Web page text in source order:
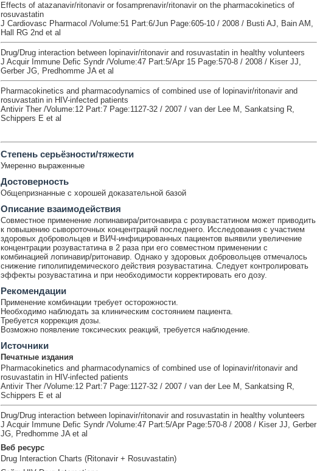
Effects of atazanavir/ritonavir or fosamprenavir/ritonavir on the pharmacokinetics of
rosuvastatin
J Cardiovasc Pharmacol /Volume:51 Part:6/Jun Page:605-10 / 2008 / Busti AJ, Bain AM,
Hall RG 2nd et al
Drug/Drug interaction between lopinavir/ritonavir and rosuvastatin in healthy volunteers
J Acquir Immune Defic Syndr /Volume:47 Part:5/Apr 15 Page:570-8 / 2008 / Kiser JJ,
Gerber JG, Predhomme JA et al
Pharmacokinetics and pharmacodynamics of combined use of lopinavir/ritonavir and
rosuvastatin in HIV-infected patients
Antivir Ther /Volume:12 Part:7 Page:1127-32 / 2007 / van der Lee M, Sankatsing R,
Schippers E et al
Cтепень серьёзности/тяжести
Умеренно выраженные
Достоверность
Общепризнанные с хорошей доказательной базой
Описание взаимодействия
Совместное применение лопинавира/ритонавира с розувастатином может приводить
к повышению сывороточных концентраций последнего. Исследования с участием
здоровых добровольцев и ВИЧ-инфицированных пациентов выявили увеличение
концентрации розувастатина в 2 раза при его совместном применении с
комбинацией лопинавир/ритонавир. Однако у здоровых добровольцев отмечалось
снижение гиполипидемического действия розувастатина. Следует контролировать
эффекты розувастатина и при необходимости корректировать его дозу.
Рекомендации
Применение комбинации требует осторожности.
Необходимо наблюдать за клиническим состоянием пациента.
Требуется коррекция дозы.
Возможно появление токсических реакций, требуется наблюдение.
Источники
Печатные издания
Pharmacokinetics and pharmacodynamics of combined use of lopinavir/ritonavir and
rosuvastatin in HIV-infected patients
Antivir Ther /Volume:12 Part:7 Page:1127-32 / 2007 / van der Lee M, Sankatsing R,
Schippers E et al
Drug/Drug interaction between lopinavir/ritonavir and rosuvastatin in healthy volunteers
J Acquir Immune Defic Syndr /Volume:47 Part:5/Apr Page:570-8 / 2008 / Kiser JJ, Gerber
JG, Predhomme JA et al
Веб ресурс
Drug Interaction Charts (Ritonavir + Rosuvastatin)